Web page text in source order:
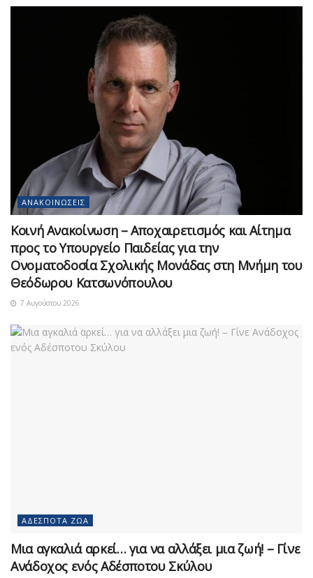
ΑΝΑΚΟΙΝΏΣΕΙΣ
Κοινή Ανακοίνωση – Αποχαιρετισμός και Αίτημα
προς το Υπουργείο Παιδείας για την
Ονοματοδοσία Σχολικής Μονάδας στη Μνήμη του
Θεόδωρου Κατσωνόπουλου
7 Αυγούστου 2026
ΑΔΈΣΠΟΤΑ ΖΏΑ
Μια αγκαλιά αρκεί… για να αλλάξει μια ζωή! – Γίνε
Ανάδοχος ενός Αδέσποτου Σκύλου